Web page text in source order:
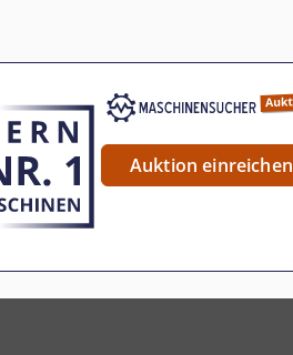
Auktion einreichen